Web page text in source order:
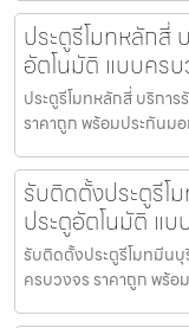
ประตูรีโมทหลักสี่
อัตโนมัติ แบบครบ
ประตูรีโมทหลักสี่ บริกา
ราคาถูก พร้อมประกันมอ
รับติดตั้งประตูรีโ
ประตูอัตโนมัติ แบ
รับติดตั้งประตูรีโมทมีน
ครบวงจร ราคาถูก พร้อ